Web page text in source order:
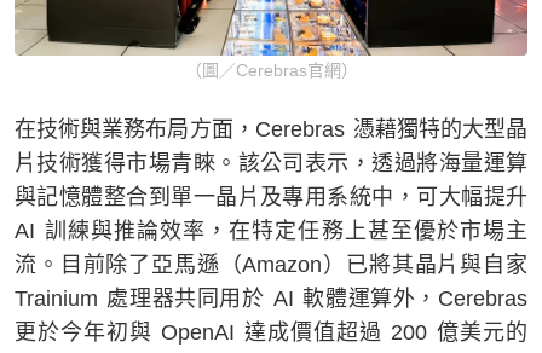
（圖／Cerebras官網）
在技術與業務布局方面，Cerebras 憑藉獨特的大型晶
片技術獲得市場青睞。該公司表示，透過將海量運算
與記憶體整合到單一晶片及專用系統中，可大幅提升
AI 訓練與推論效率，在特定任務上甚至優於市場主
流。目前除了亞馬遜（Amazon）已將其晶片與自家
Trainium 處理器共同用於 AI 軟體運算外，Cerebras
更於今年初與 OpenAI 達成價值超過 200 億美元的